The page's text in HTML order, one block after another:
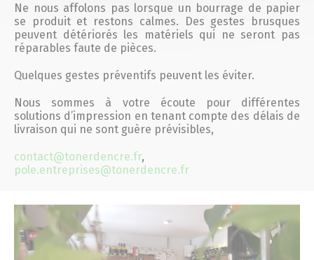
Ne nous affolons pas lorsque un bourrage de papier
se produit et restons calmes. Des gestes brusques
peuvent détériorés les matériels qui ne seront pas
réparables faute de pièces.
Quelques gestes préventifs peuvent les éviter.
Nous sommes à votre écoute pour différentes
solutions d’impression en tenant compte des délais de
livraison qui ne sont guère prévisibles,
contact@tonerdencre.fr,
pole.entreprises@tonerdencre.fr